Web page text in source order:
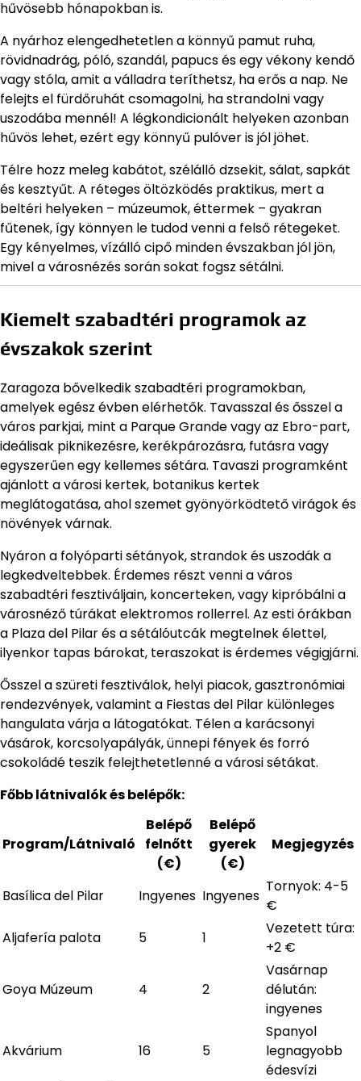
hűvösebb hónapokban is.
A nyárhoz elengedhetetlen a könnyű pamut ruha,
rövidnadrág, póló, szandál, papucs és egy vékony kendő
vagy stóla, amit a válladra teríthetsz, ha erős a nap. Ne
felejts el fürdőruhát csomagolni, ha strandolni vagy
uszodába mennél! A légkondicionált helyeken azonban
hűvös lehet, ezért egy könnyű pulóver is jól jöhet.
Télre hozz meleg kabátot, szélálló dzsekit, sálat, sapkát
és kesztyűt. A réteges öltözködés praktikus, mert a
beltéri helyeken – múzeumok, éttermek – gyakran
fűtenek, így könnyen le tudod venni a felső rétegeket.
Egy kényelmes, vízálló cipő minden évszakban jól jön,
mivel a városnézés során sokat fogsz sétálni.
Kiemelt szabadtéri programok az
évszakok szerint
Zaragoza bővelkedik szabadtéri programokban,
amelyek egész évben elérhetők. Tavasszal és ősszel a
város parkjai, mint a Parque Grande vagy az Ebro-part,
ideálisak piknikezésre, kerékpározásra, futásra vagy
egyszerűen egy kellemes sétára. Tavaszi programként
ajánlott a városi kertek, botanikus kertek
meglátogatása, ahol szemet gyönyörködtető virágok és
növények várnak.
Nyáron a folyóparti sétányok, strandok és uszodák a
legkedveltebbek. Érdemes részt venni a város
szabadtéri fesztiváljain, koncerteken, vagy kipróbálni a
városnéző túrákat elektromos rollerrel. Az esti órákban
a Plaza del Pilar és a sétálóutcák megtelnek élettel,
ilyenkor tapas bárokat, teraszokat is érdemes végigjárni.
Ősszel a szüreti fesztiválok, helyi piacok, gasztronómiai
rendezvények, valamint a Fiestas del Pilar különleges
hangulata várja a látogatókat. Télen a karácsonyi
vásárok, korcsolyapályák, ünnepi fények és forró
csokoládé teszik felejthetetlenné a városi sétákat.
Főbb látnivalók és belépők:
Program/Látnivaló
Belépő
felnőtt
(€)
Belépő
gyerek
(€)
Megjegyzés
Basílica del Pilar Ingyenes Ingyenes
Tornyok: 4-5
€
Aljafería palota
5 1
Vezetett túra:
+2 €
Goya Múzeum 4 2
Vasárnap
délután:
ingyenes
Akvárium 16 5
Spanyol
legnagyobb
édesvízi